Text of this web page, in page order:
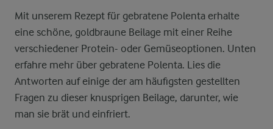
Mit unserem Rezept für gebratene Polenta erhalte
eine schöne, goldbraune Beilage mit einer Reihe
verschiedener Protein- oder Gemüseoptionen. Unten
erfahre mehr über gebratene Polenta. Lies die
Antworten auf einige der am häufigsten gestellten
Fragen zu dieser knusprigen Beilage, darunter, wie
man sie brät und einfriert.